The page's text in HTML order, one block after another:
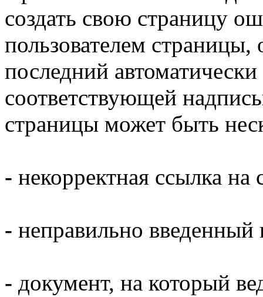
создать свою страницу
пользователем страницы,
последний
соответствующей
страницы может быть
- некорректная ссылка на
- неправильно введенный
- документ, на который